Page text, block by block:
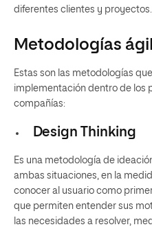
diferentes clientes y proyectos.
Metodologías
Estas son las metodologías
implementación dentro de los
compañías:
Design Thinking
Es una metodología de
ambas situaciones, en la
conocer al usuario como
que permiten entender sus
las necesidades a resolver,